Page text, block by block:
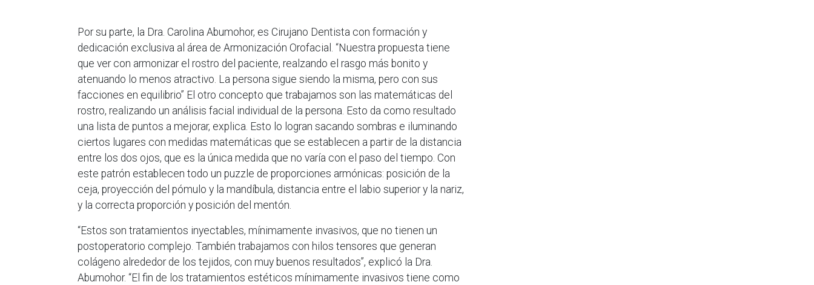
Por su parte, la Dra. Carolina Abumohor, es Cirujano Dentista con formación y
dedicación exclusiva al área de Armonización Orofacial. “Nuestra propuesta tiene
que ver con armonizar el rostro del paciente, realzando el rasgo más bonito y
atenuando lo menos atractivo. La persona sigue siendo la misma, pero con sus
facciones en equilibrio” El otro concepto que trabajamos son las matemáticas del
rostro, realizando un análisis facial individual de la persona. Esto da como resultado
una lista de puntos a mejorar, explica. Esto lo logran sacando sombras e iluminando
ciertos lugares con medidas matemáticas que se establecen a partir de la distancia
entre los dos ojos, que es la única medida que no varía con el paso del tiempo. Con
este patrón establecen todo un puzzle de proporciones armónicas: posición de la
ceja, proyección del pómulo y la mandíbula, distancia entre el labio superior y la nariz,
y la correcta proporción y posición del mentón.
“Estos son tratamientos inyectables, mínimamente invasivos, que no tienen un
postoperatorio complejo. También trabajamos con hilos tensores que generan
colágeno alrededor de los tejidos, con muy buenos resultados”, explicó la Dra.
Abumohor. “El fin de los tratamientos estéticos mínimamente invasivos tiene como